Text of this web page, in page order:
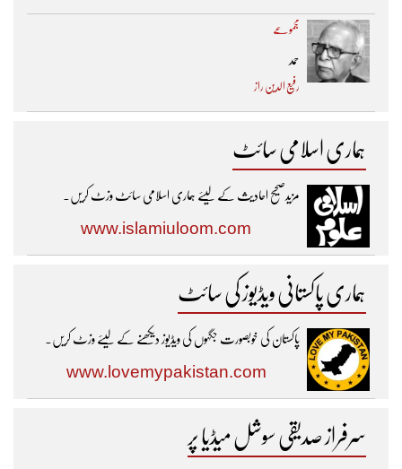
مجموعے
حمد
رفیع الدین راز
ہماری اسلامی سائٹ
مزیدصحیح احادیث کے لیئے ہماری اسلامی سائٹ وزٹ کریں۔
www.islamiuloom.com
ہماری پاکستانی ویڈیوز کی سائٹ
پاکستان کی خوبصورت جگہوں کی ویڈیوز دیکھنے کے لیئے وزٹ کریں۔
www.lovemypakistan.com
سرفراز صدیقی سوشل میڈیا پر